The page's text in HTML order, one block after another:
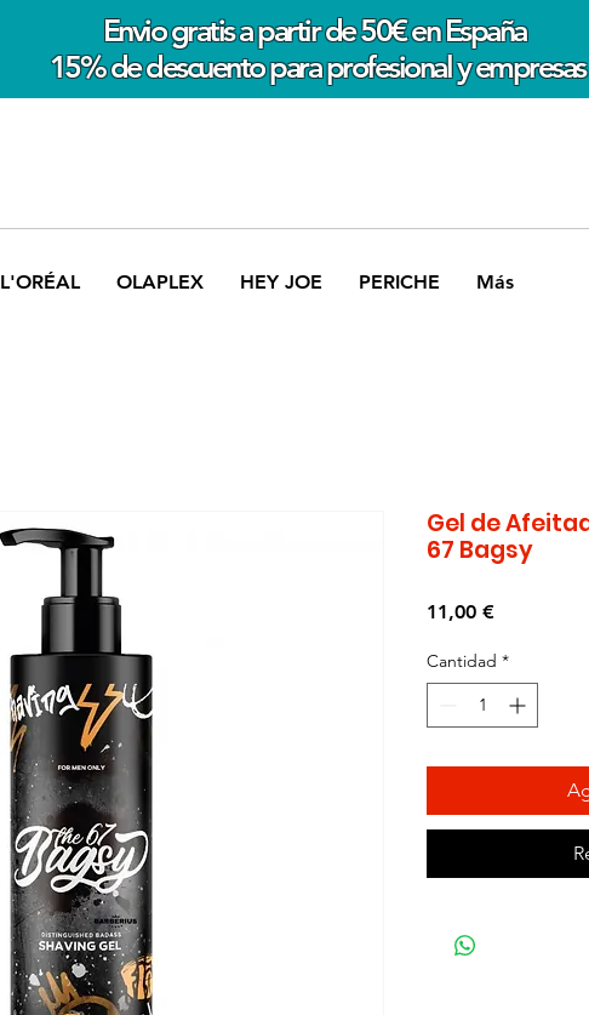
Envio gratis a partir de 50€ en España
15% de descuento para profesional y empresas
L'ORÉAL OLAPLEX HEY JOE PERICHE Más
Gel de
67 Bagsy
11,00 €Precio
Cantidad *